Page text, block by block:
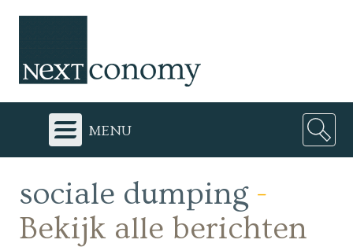
menu
sociale dumping -
Bekijk alle berichten